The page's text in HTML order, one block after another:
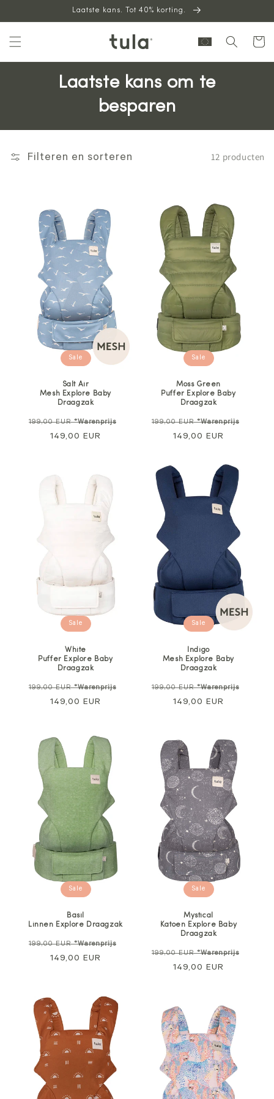
Laatste kans. Tot 40% korting.
Laatste kans om te
besparen
Filteren en sorteren 12 producten
Sale
Salt Air
Mesh Explore Baby
Draagzak
Normale
199,00 EUR*Warenprijs
Verkoopprijs
149,00 EUR
Sale
Moss Green
Puffer Explore Baby
Draagzak
Normale
199,00 EUR*Warenprijs
149,00 EUR
Sale
White
Puffer Explore Baby
Draagzak
Normale
199,00 EUR*Warenprijs
Verkoopprijs
149,00 EUR
Sale
Indigo
Mesh Explore Baby
Draagzak
Normale
199,00 EUR*Warenprijs
149,00 EUR
Sale
Basil
Linnen Explore Draagzak
Normale
199,00 EUR*Warenprijs
149,00 EUR
Sale
Mystical
Katoen Explore Baby
Draagzak
Normale
199,00 EUR*Warenprijs
149,00 EUR